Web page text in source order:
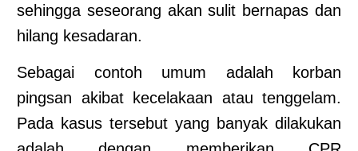
sehingga seseorang akan sulit bernapas dan
hilang kesadaran.
Sebagai contoh umum adalah korban
pingsan akibat kecelakaan atau tenggelam.
Pada kasus tersebut yang banyak dilakukan